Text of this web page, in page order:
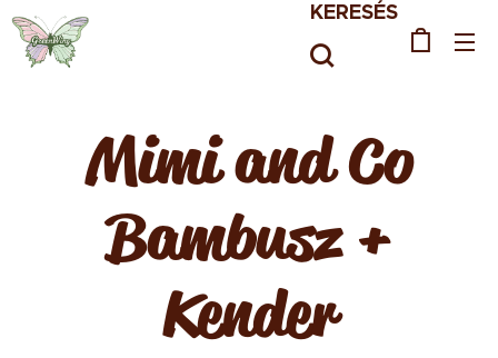
KERESÉS
Mimi and Co
Bambusz +
Kender